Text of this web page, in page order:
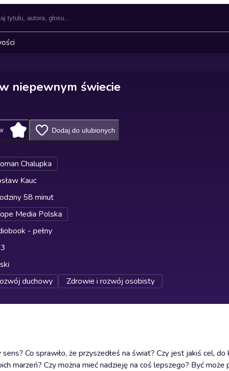
niepewnym świecie
Dodaj do ulubionych
Chalupka
Kauc
58 minut
Media Polska
- pełny
duchowy Zdrowie i rozwój osobisty
Co sprawiło, że przyszedłeś na świat? Czy jest jakiś cel,
marzeń? Czy można mieć nadzieję na coś lepszego? Być może